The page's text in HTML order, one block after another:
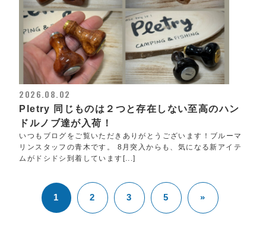
2026.08.02
Pletry 同じものは２つと存在しない至高のハン
ドルノブ達が入荷！
いつもブログをご覧いただきありがとうございます！ブルーマ
リンスタッフの青木です。 8月突入からも、気になる新アイテ
ムがドシドシ到着しています[...]
1 2 3 5 »